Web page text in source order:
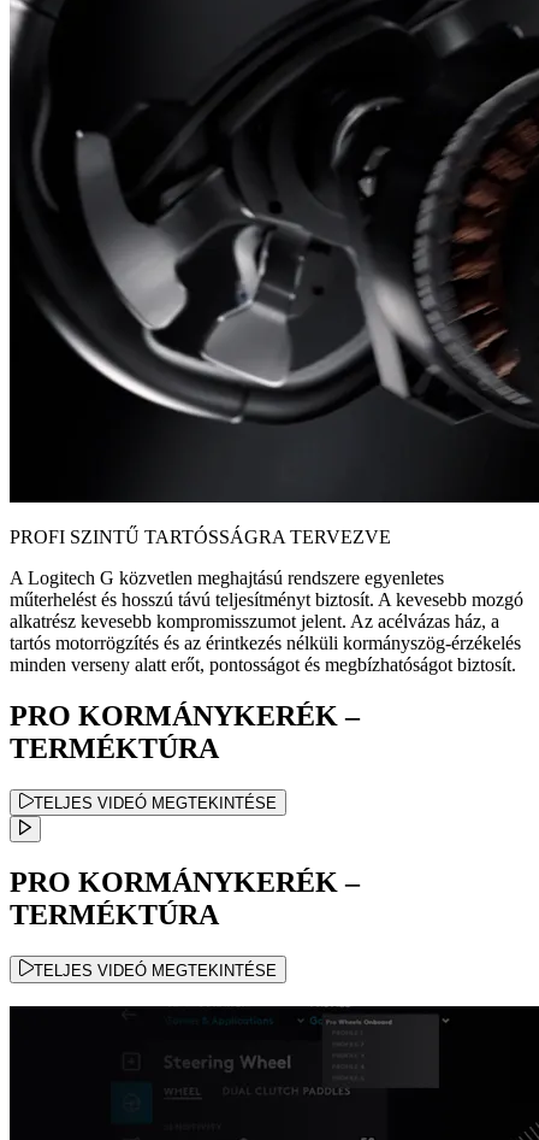
PROFI SZINTŰ TARTÓSSÁGRA TERVEZVE
A Logitech G közvetlen meghajtású rendszere egyenletes
műterhelést és hosszú távú teljesítményt biztosít. A kevesebb mozgó
alkatrész kevesebb kompromisszumot jelent. Az acélvázas ház, a
tartós motorrögzítés és az érintkezés nélküli kormányszög-érzékelés
minden verseny alatt erőt, pontosságot és megbízhatóságot biztosít.
PRO KORMÁNYKERÉK –
TERMÉKTÚRA
TELJES VIDEÓ MEGTEKINTÉSE
PRO KORMÁNYKERÉK –
TERMÉKTÚRA
TELJES VIDEÓ MEGTEKINTÉSE